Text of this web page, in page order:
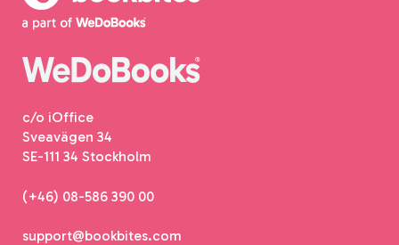
c/o iOffice
Sveavägen 34
SE-111 34 Stockholm
(+46) 08-586 390 00
support@bookbites.com